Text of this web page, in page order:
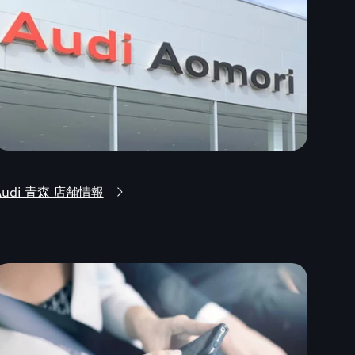
青森 店舗情報